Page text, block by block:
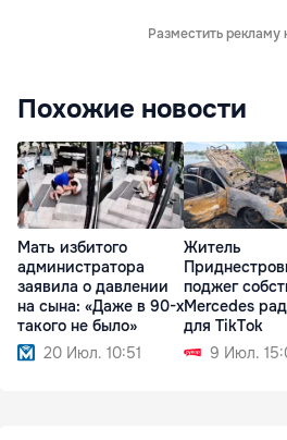
Разместить рекламу
Похожие новости
Мать избитого
администратора
заявила о давлении
на сына: «Даже в 90-х
такого не было»
20 Июл. 10:51
Житель
поджег
Mercedes
для TikTok
9 Июл.